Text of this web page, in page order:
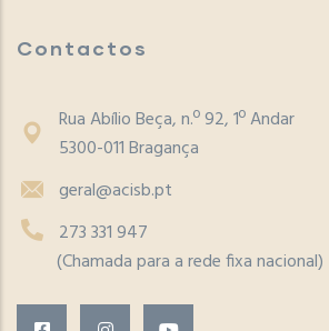
Contactos
Rua Abílio Beça, n.º 92, 1º Andar
5300-011 Bragança
geral@acisb.pt
273 331 947
(Chamada para a rede fixa nacional)